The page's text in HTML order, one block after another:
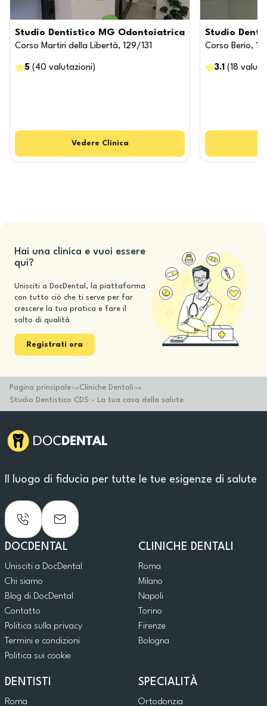
Studio Dentistico MG Odontoiatrica
Corso Martiri della Libertà, 129/131
5 ( 40 valutazioni )
Vedere Clinica
Studio
Corso Berio, 1 A
3.1 (18
Hai una clinica e vuoi essere
qui?
Unisciti a DocDental, la piattaforma
con tutto ciò che ti serve per far
crescere la tua pratica e fare il
salto di qualità
Registrati ora
Pagina principale
Cliniche Dentali
Studio Dentistico CDS - La tua casa della salute
Il luogo di fiducia per tutte le tue esigenze di salute
DOCDENTAL
Unisciti a DocDental
Chi siamo
Blog di DocDental
Contatto
Politica sulla privacy
Termini e condizioni
Politica sui cookie
CLINICHE DENTALI
Roma
Milano
Napoli
Torino
Firenze
Bologna
DENTISTI
Roma
SPECIALITÀ
Ortodonzia